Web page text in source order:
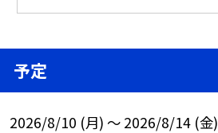
予定
2026/8/10 (月) ～ 2026/8/14 (金)